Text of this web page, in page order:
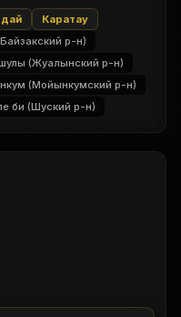
Каратау
р-н)
(Жуалынский р-н)
(Мойынкумский р-н)
би (Шуский р-н)